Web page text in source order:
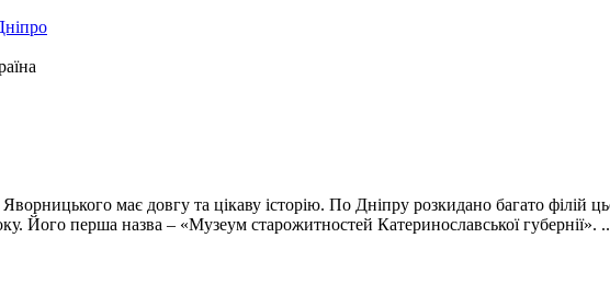
має довгу та цікаву історію. По Дніпру розкидано багато філій
Його перша назва – «Музеум старожитностей Катеринославської губернії».